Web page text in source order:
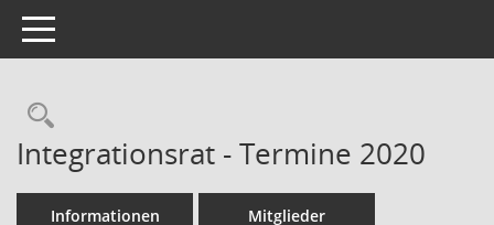
Toggle navigation
Rechercheauswahl
Integrationsrat - Termine 2020
Informationen Mitglieder